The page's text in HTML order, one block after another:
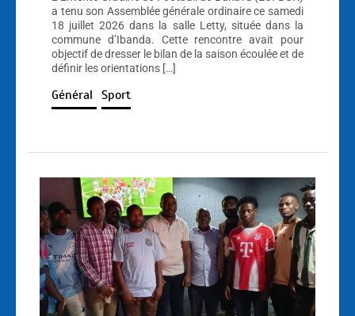
a tenu son Assemblée générale ordinaire ce samedi
18 juillet 2026 dans la salle Letty, située dans la
commune d’Ibanda. Cette rencontre avait pour
objectif de dresser le bilan de la saison écoulée et de
définir les orientations […]
Général Sport